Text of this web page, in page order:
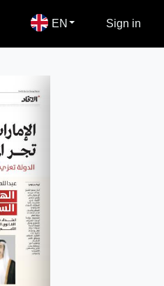
EN Sign in